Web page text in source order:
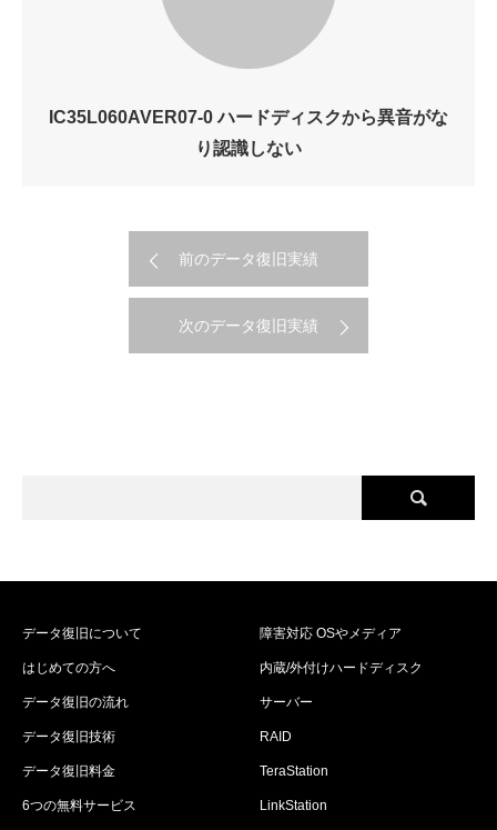
IC35L060AVER07-0 ハードディスクから異音がな
り認識しない
前のデータ復旧実績
次のデータ復旧実績
データ復旧について
はじめての方へ
データ復旧の流れ
データ復旧技術
データ復旧料金
6つの無料サービス
障害対応 OSやメディア
内蔵/外付けハードディスク
サーバー
RAID
TeraStation
LinkStation